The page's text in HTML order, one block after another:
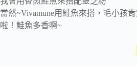
當然~Vivamune用鮭魚來搭，毛小孩
啦！鮭魚多香啊~